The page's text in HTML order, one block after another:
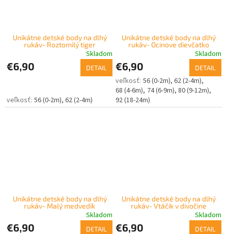
Unikátne detské body na dlhý
rukáv- Roztomilý tiger
Skladom
€6,90 DETAIL
56 (0-2m) 62 (2-4m)
Unikátne detské body na dlhý
rukáv- Ocinove dievčatko
Skladom
€6,90 DETAIL
56 (0-2m) 62 (2-4m)
68 (4-6m) 74 (6-9m) 80 (9-12m)
92 (18-24m)
Unikátne detské body na dlhý
rukáv- Malý medvedík
Skladom
€6,90 DETAIL
Unikátne detské body na dlhý
rukáv- Vtáčik v divočine
Skladom
€6,90 DETAIL